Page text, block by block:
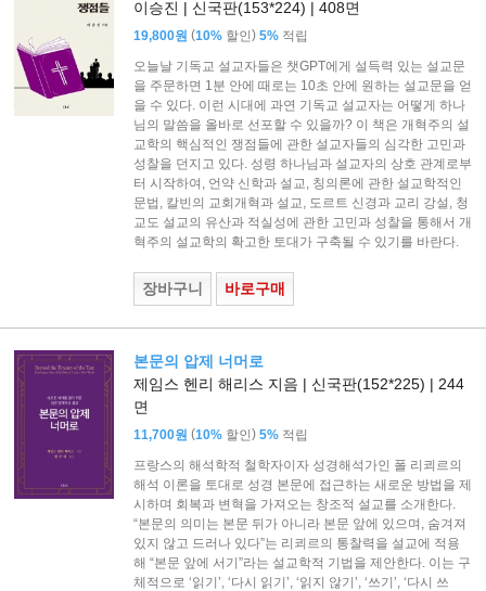
이승진 | 신국판(153*224) | 408면
19,800원 (10% 할인) 5% 적립
오늘날 기독교 설교자들은 챗GPT에게 설득력 있는 설교문
을 주문하면 1분 안에 때로는 10초 안에 원하는 설교문을 얻
을 수 있다. 이런 시대에 과연 기독교 설교자는 어떻게 하나
님의 말씀을 올바로 선포할 수 있을까? 이 책은 개혁주의 설
교학의 핵심적인 쟁점들에 관한 설교자들의 심각한 고민과
성찰을 던지고 있다. 성령 하나님과 설교자의 상호 관계로부
터 시작하여, 언약 신학과 설교, 칭의론에 관한 설교학적인
문법, 칼빈의 교회개혁과 설교, 도르트 신경과 교리 강설, 청
교도 설교의 유산과 적실성에 관한 고민과 성찰을 통해서 개
혁주의 설교학의 확고한 토대가 구축될 수 있기를 바란다.
장바구니 바로구매
본문의 압제 너머로
제임스 헨리 해리스 지음 | 신국판(152*225) | 244
면
11,700원 (10% 할인) 5% 적립
프랑스의 해석학적 철학자이자 성경해석가인 폴 리쾨르의
해석 이론을 토대로 성경 본문에 접근하는 새로운 방법을 제
시하며 회복과 변혁을 가져오는 창조적 설교를 소개한다.
“본문의 의미는 본문 뒤가 아니라 본문 앞에 있으며, 숨겨져
있지 않고 드러나 있다”는 리쾨르의 통찰력을 설교에 적용
해 “본문 앞에 서기”라는 설교학적 기법을 제안한다. 이는 구
체적으로 ‘읽기’, ‘다시 읽기’, ‘읽지 않기’, ‘쓰기’, ‘다시 쓰